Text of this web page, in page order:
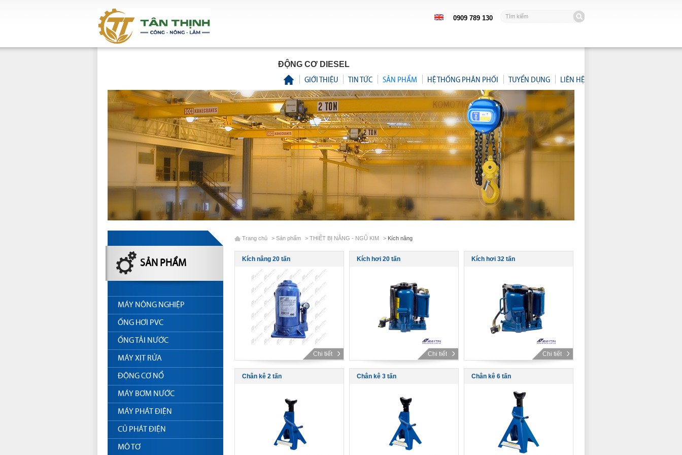
0909 789 130
ĐỘNG CƠ DIESEL
GIỚI THIỆU TIN TỨC SẢN PHẨM HỆ THỐNG PHÂN PHỐI TUYỂN DỤNG LIÊN HỆ
SẢN PHẨM
MÁY NÔNG NGHIỆP
ỐNG HƠI PVC
ỐNG TẢI NƯỚC
MÁY XỊT RỬA
ĐỘNG CƠ NỔ
MÁY BƠM NƯỚC
MÁY PHÁT ĐIỆN
CỦ PHÁT ĐIỆN
MÔ TƠ
Trang chủ > Sản phẩm > THIẾT BỊ NÂNG - NGŨ KIM > Kích nâng
Kích nâng 20 tấn
Chi tiết
Kích hơi 20 tấn
Chi tiết
Kích hơi 32 tấn
Chi tiết
Chân kê 2 tấn Chân kê 3 tấn Chân kê 6 tấn